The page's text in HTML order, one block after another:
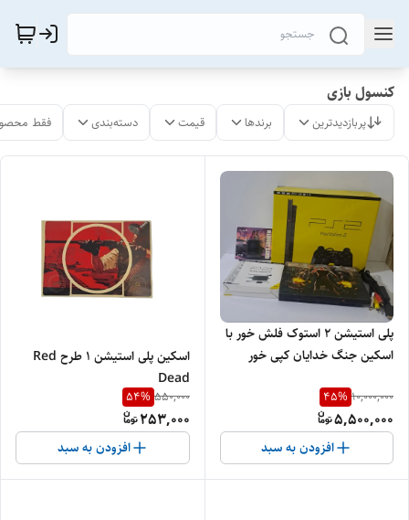
کنسول بازی
پربازدیدترین برندها قیمت دسته‌بندی فقط
پلی استیشن 2 استوک فلش خور با
اسکین جنگ خدایان کپی خور
10,000,000
45%
5,500,000
افزودن به سبد
اسکین پلی استیشن 1 طرح Red
Dead
550,000
54%
253,000
افزودن به سبد